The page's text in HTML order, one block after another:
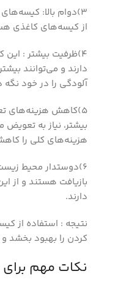
3)دوام بالا:
از کیسه‌های کاغذی
4)ظرفیت بیشتر :
دارند و می‌توانند
آلودگی را در خود نگه
5)کاهش هزینه‌های
بیشتر، نیاز به تعویض
هزینه‌های کلی را
6)دوستدار محیط
بازیافت هستند و از
دارند.
نتیجه : استفاده از
کردن را بهبود بخشد و
نکات مهم